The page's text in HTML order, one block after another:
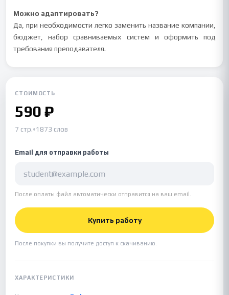
Можно адаптировать?
Да, при необходимости легко заменить название компании,
бюджет, набор сравниваемых систем и оформить под
требования преподавателя.
СТОИМОСТЬ
590 ₽
7 стр.•1873 слов
Email для отправки работы
После оплаты файл автоматически отправится на ваш email.
Купить работу
После покупки вы получите доступ к скачиванию.
ХАРАКТЕРИСТИКИ